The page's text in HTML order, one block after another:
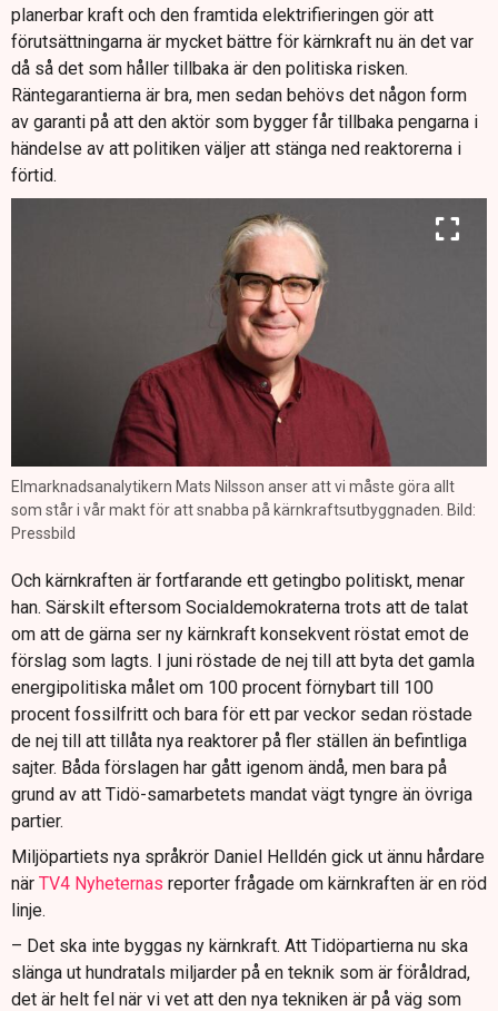
planerbar kraft och den framtida elektrifieringen gör att
förutsättningarna är mycket bättre för kärnkraft nu än det var
då så det som håller tillbaka är den politiska risken.
Räntegarantierna är bra, men sedan behövs det någon form
av garanti på att den aktör som bygger får tillbaka pengarna i
händelse av att politiken väljer att stänga ned reaktorerna i
förtid.
Elmarknadsanalytikern Mats Nilsson anser att vi måste göra allt
som står i vår makt för att snabba på kärnkraftsutbyggnaden. Bild:
Pressbild
Och kärnkraften är fortfarande ett getingbo politiskt, menar
han. Särskilt eftersom Socialdemokraterna trots att de talat
om att de gärna ser ny kärnkraft konsekvent röstat emot de
förslag som lagts. I juni röstade de nej till att byta det gamla
energipolitiska målet om 100 procent förnybart till 100
procent fossilfritt och bara för ett par veckor sedan röstade
de nej till att tillåta nya reaktorer på fler ställen än befintliga
sajter. Båda förslagen har gått igenom ändå, men bara på
grund av att Tidö-samarbetets mandat vägt tyngre än övriga
partier.
Miljöpartiets nya språkrör Daniel Helldén gick ut ännu hårdare
när TV4 Nyheternas reporter frågade om kärnkraften är en röd
linje.
– Det ska inte byggas ny kärnkraft. Att Tidöpartierna nu ska
slänga ut hundratals miljarder på en teknik som är föråldrad,
det är helt fel när vi vet att den nya tekniken är på väg som